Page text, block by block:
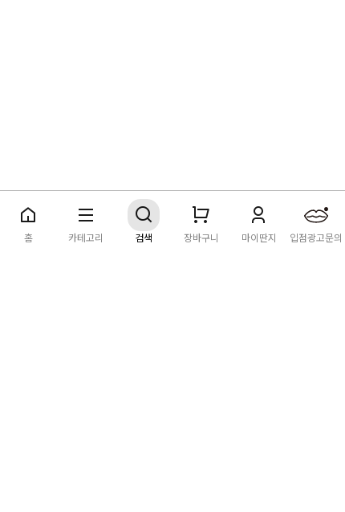
딴지마켓 이용약관개인정보처리방침 입점·광고문의
홈 카테고리 검색 장바구니 마이딴지 입점광고문의